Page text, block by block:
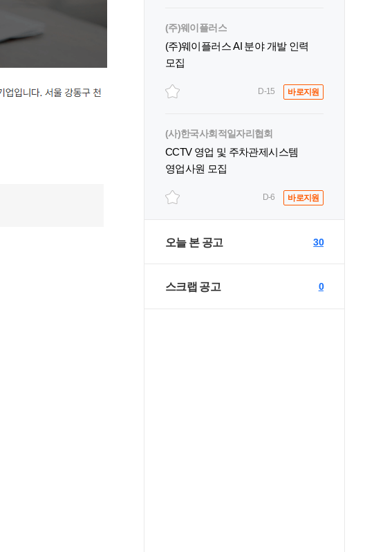
(주)웨이플러스
(주)웨이플러스 AI 분야 개발 인력
모집
D-15 바로지원
(사)한국사회적일자리협회
CCTV 영업 및 주차관제시스템
영업사원 모집
D-6 바로지원
오늘 본 공고 30
스크랩 공고 0